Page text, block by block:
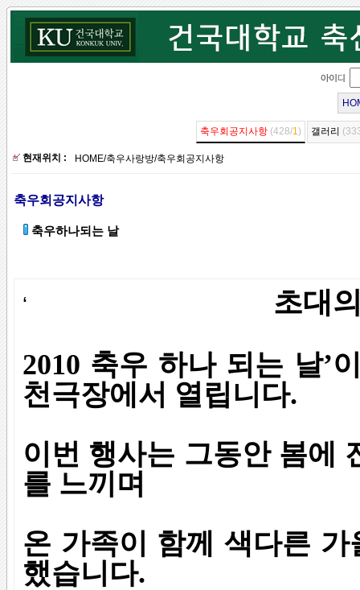
축우회공지사항 (428/1) 갤러리
현재위치 : HOME/축우사랑방/축우회공지사항
축우회공지사항
축우하나되는 날
‘ 초대
2010 축우 하나 되는 날’
천극장에서 열립니다.
이번 행사는 그동안 봄에
를 느끼며
온 가족이 함께 색다른
했습니다.